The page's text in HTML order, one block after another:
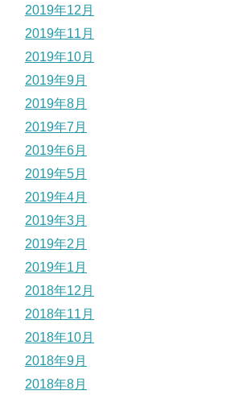
2019年12月
2019年11月
2019年10月
2019年9月
2019年8月
2019年7月
2019年6月
2019年5月
2019年4月
2019年3月
2019年2月
2019年1月
2018年12月
2018年11月
2018年10月
2018年9月
2018年8月